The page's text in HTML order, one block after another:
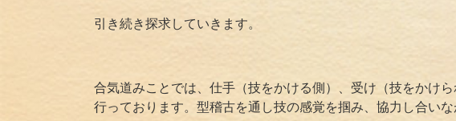
引き続き探求していきます。
合気道みことでは、仕手（技をかける側）、受け（技をかけ
行っております。型稽古を通し技の感覚を掴み、協力し合いな